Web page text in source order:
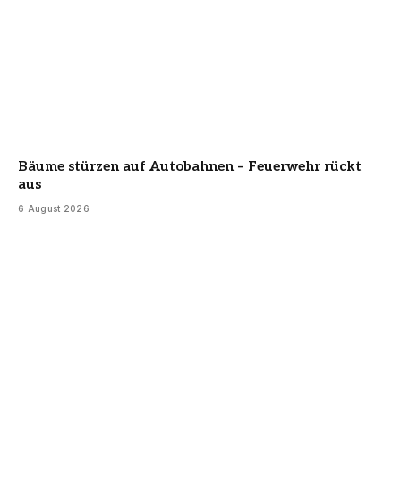
Bäume stürzen auf Autobahnen – Feuerwehr rückt
aus
6 August 2026